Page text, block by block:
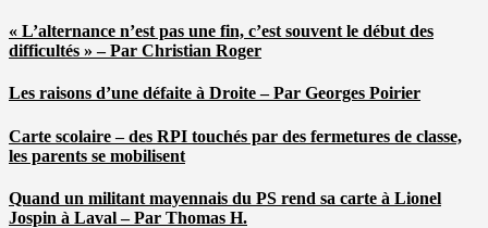
« L’alternance n’est pas une fin, c’est souvent le début des
difficultés » – Par Christian Roger
Les raisons d’une défaite à Droite – Par Georges Poirier
Carte scolaire – des RPI touchés par des fermetures de classe,
les parents se mobilisent
Quand un militant mayennais du PS rend sa carte à Lionel
Jospin à Laval – Par Thomas H.